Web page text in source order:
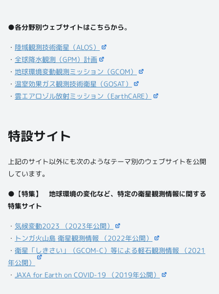
●各分野別ウェブサイトはこちらから。
・ 陸域観測技術衛星（ALOS）
・ 全球降水観測（GPM）計画
・ 地球環境変動観測ミッション（GCOM）
・ 温室効果ガス観測技術衛星（GOSAT）
・ 雲エアロゾル放射ミッション（EarthCARE）
特設サイト
上記のサイト以外にも次のようなテーマ別のウェブサイトを公開
しています。
● 【特集】 地球環境の変化など、特定の衛星観測情報に関する
特集サイト
・ 気候変動2023 （2023年公開）
・ トンガ火山島 衛星観測情報 （2022年公開）
・ 衛星「しきさい」（GCOM-C）等による軽石観測情報 （2021
年公開）
・ JAXA for Earth on COVID-19 （2019年公開）